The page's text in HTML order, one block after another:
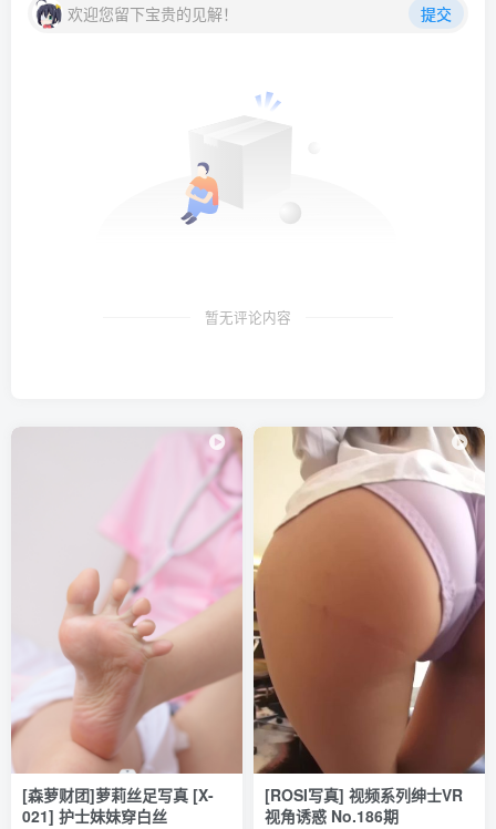
[8.13更1]
rioko凉凉子 – NO.117 碧蓝档案 TOKI兔兔[43P-10V-476.7M]
rioko凉凉子 – NO.116 魔女 [40P-440M]
[4.16更1]
rioko凉凉子 – NO.115 海伦礼服[48P-14V-587.2M]
[4.7更1]
rioko凉凉子 – NO.114 办公室的意外 [35P-394MB]
[3.3更1]
欢迎您留下宝贵的见解！ 提交
暂无评论内容
[森萝财团]萝莉丝足写真 [X-
021] 护士妹妹穿白丝
[ROSI写真] 视频系列绅士VR
视角诱惑 No.186期